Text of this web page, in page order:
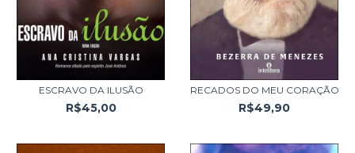
ESCRAVO DA ILUSÃO
R$45,00
RECADOS DO MEU CORAÇÃO
R$49,90